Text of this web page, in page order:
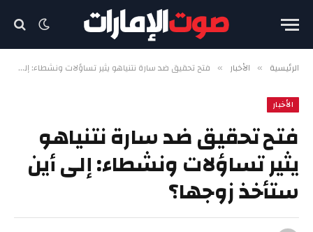
الرئيسية » الأخبار » فتح تحقيق ضد سارة نتنياهو يثير تساؤلات ونشطاء: إلى أين ستأخذ زوجها؟
الأخبار
فتح تحقيق ضد سارة نتنياهو
يثير تساؤلات ونشطاء: إلى أين
ستأخذ زوجها؟